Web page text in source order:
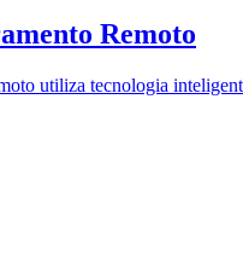
Remoto
utiliza tecnologia